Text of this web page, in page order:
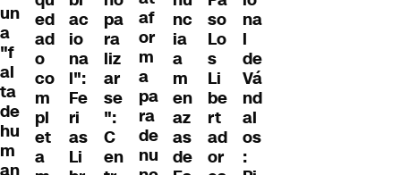
un
a
"f
al
ta
de
hu
m
ed
ad
o
co
m
pl
et
a
ac
io
na
l":
Fe
ri
as
Li
pa
ra
liz
ar
se
":
C
en
af
or
m
a
pa
ra
de
nu
nc
ia
a
m
en
az
as
de
so
Lo
s
Li
be
rt
ad
or
na
l
de
Vá
nd
al
os
: